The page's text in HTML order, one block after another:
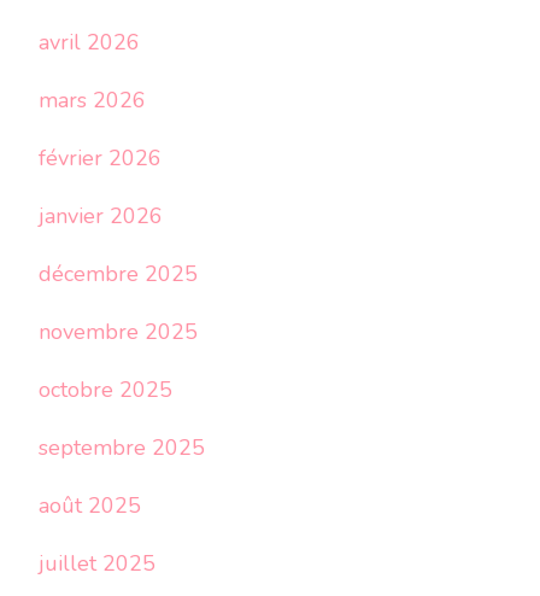
avril 2026
mars 2026
février 2026
janvier 2026
décembre 2025
novembre 2025
octobre 2025
septembre 2025
août 2025
juillet 2025